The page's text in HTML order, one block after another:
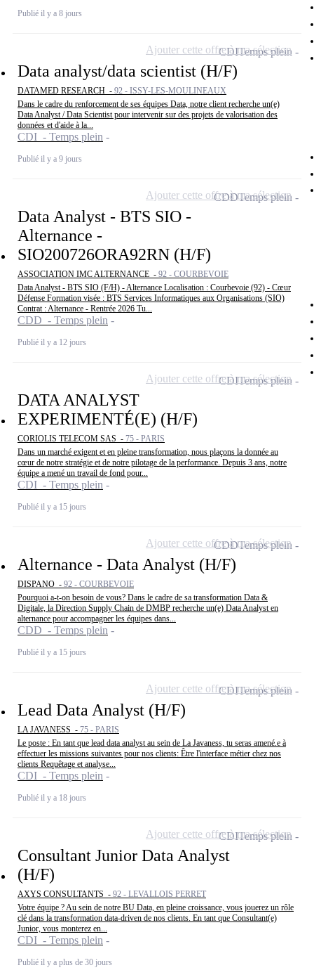
Publié il y a 8 jours
Data analyst/data scientist (H/F)
DATAMED RESEARCH - 92 - ISSY-LES-MOULINEAUX
Dans le cadre du renforcement de ses équipes Data, notre client recherche un(e)
Data Analyst / Data Scientist pour intervenir sur des projets de valorisation des
données et d'aide à la...
CDI - Temps plein
Publié il y a 9 jours
CDITemps plein
Ajouter cette offre à ma sélection
Data Analyst - BTS SIO -
Alternance -
SIO200726ORA92RN (H/F)
ASSOCIATION IMC ALTERNANCE - 92 - COURBEVOIE
Data Analyst - BTS SIO (F/H) - Alternance Localisation : Courbevoie (92) - Cœur
Défense Formation visée : BTS Services Informatiques aux Organisations (SIO)
Contrat : Alternance - Rentrée 2026 Tu...
CDD - Temps plein
Publié il y a 12 jours
CDDTemps plein
Ajouter cette offre à ma sélection
DATA ANALYST
EXPERIMENTÉ(E) (H/F)
CORIOLIS TELECOM SAS - 75 - PARIS
Dans un marché exigent et en pleine transformation, nous plaçons la donnée au
cœur de notre stratégie et de notre pilotage de la performance. Depuis 3 ans, notre
équipe a mené un travail de fond pour...
CDI - Temps plein
Publié il y a 15 jours
CDITemps plein
Ajouter cette offre à ma sélection
Alternance - Data Analyst (H/F)
DISPANO - 92 - COURBEVOIE
Pourquoi a-t-on besoin de vous? Dans le cadre de sa transformation Data &
Digitale, la Direction Supply Chain de DMBP recherche un(e) Data Analyst en
alternance pour accompagner les équipes dans...
CDD - Temps plein
Publié il y a 15 jours
CDDTemps plein
Ajouter cette offre à ma sélection
Lead Data Analyst (H/F)
LA JAVANESS - 75 - PARIS
Le poste : En tant que lead data analyst au sein de La Javaness, tu seras amené.e à
effectuer les missions suivantes pour nos clients: Être l'interface métier chez nos
clients Requêtage et analyse...
CDI - Temps plein
Publié il y a 18 jours
CDITemps plein
Ajouter cette offre à ma sélection
Consultant Junior Data Analyst
(H/F)
AXYS CONSULTANTS - 92 - LEVALLOIS PERRET
Votre équipe ? Au sein de notre BU Data, en pleine croissance, vous jouerez un rôle
clé dans la transformation data-driven de nos clients. En tant que Consultant(e)
Junior, vous monterez en...
CDI - Temps plein
Publié il y a plus de 30 jours
CDITemps plein
Ajouter cette offre à ma sélection